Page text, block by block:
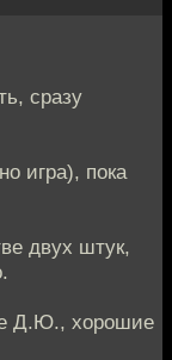
сразу
игра), пока
двух штук,
Д.Ю., хорошие